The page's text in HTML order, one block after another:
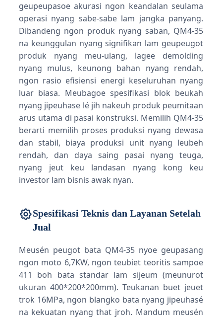
geupeupasoe akurasi ngon keandalan seulama
operasi nyang sabe-sabe lam jangka panyang.
Dibandeng ngon produk nyang saban, QM4-35
na keunggulan nyang signifikan lam geupeugot
produk nyang meu-ulang, lagee demolding
nyang mulus, keunong bahan nyang rendah,
ngon rasio efisiensi energi keseluruhan nyang
luar biasa. Meubagoe spesifikasi blok beukah
nyang jipeuhase lé jih nakeuh produk peumitaan
arus utama di pasai konstruksi. Memilih QM4-35
berarti memilih proses produksi nyang dewasa
dan stabil, biaya produksi unit nyang leubeh
rendah, dan daya saing pasai nyang teuga,
nyang jeut keu landasan nyang kong keu
investor lam bisnis awak nyan.
Spesifikasi Teknis dan Layanan Setelah
Jual
Meusén peugot bata QM4-35 nyoe geupasang
ngon moto 6,7KW, ngon teubiet teoritis sampoe
411 boh bata standar lam sijeum (meunurot
ukuran 400*200*200mm). Teukanan buet jeuet
trok 16MPa, ngon blangko bata nyang jipeuhasé
na kekuatan nyang that jroh. Mandum meusén